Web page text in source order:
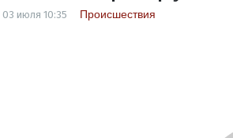
03 июля 10:35 Происшествия